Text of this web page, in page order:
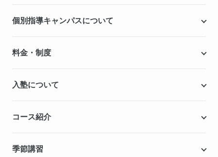
個別指導キャンパスについて
こだわりの個別指導専用教材
料金・制度
無料学力診断テスト
入塾について
無料体験授業
コース紹介
季節講習